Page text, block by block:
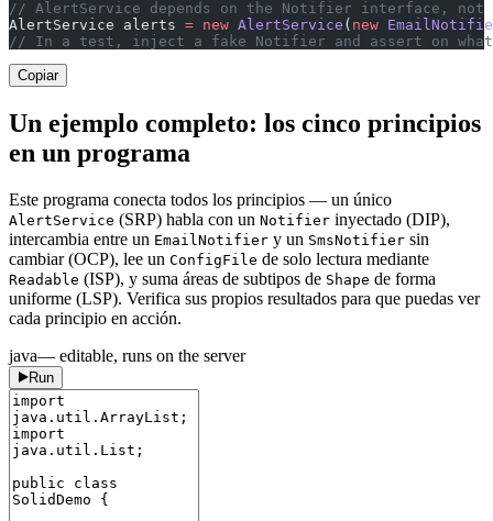
// AlertService depends on the Notifier interface, not
AlertService alerts = new AlertService ( new
// In a test, inject a fake Notifier and assert on
Copiar
Un ejemplo completo: los cinco principios
en un programa
Este programa conecta todos los principios — un único
AlertService (SRP) habla con un Notifier inyectado (DIP),
intercambia entre un EmailNotifier y un SmsNotifier sin
cambiar (OCP), lee un ConfigFile de solo lectura mediante
Readable (ISP), y suma áreas de subtipos de Shape de forma
uniforme (LSP). Verifica sus propios resultados para que puedas ver
cada principio en acción.
java— editable, runs on the server
Run